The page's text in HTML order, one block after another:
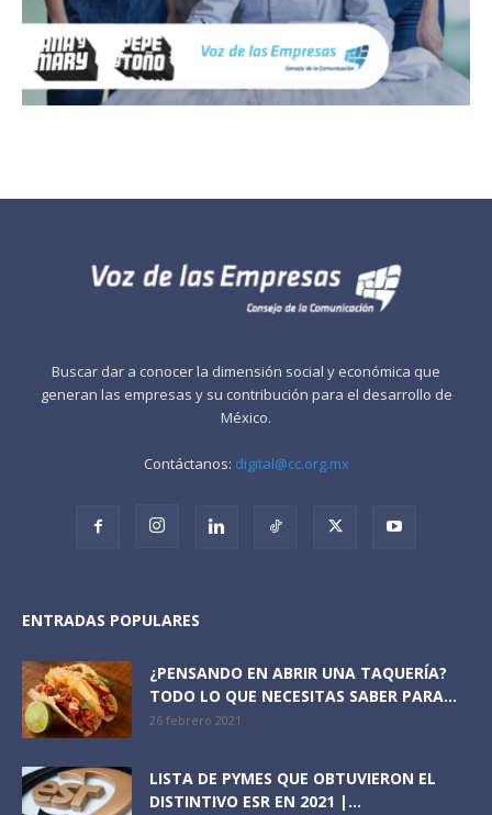
Buscar dar a conocer la dimensión social y económica que
generan las empresas y su contribución para el desarrollo de
México.
Contáctanos: digital@cc.org.mx
ENTRADAS POPULARES
¿PENSANDO EN ABRIR UNA TAQUERÍA?
TODO LO QUE NECESITAS SABER PARA...
26 febrero 2021
LISTA DE PYMES QUE OBTUVIERON EL
DISTINTIVO ESR EN 2021 |...